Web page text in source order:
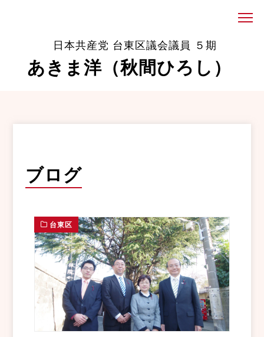
日本共産党 台東区議会議員 ５期
あきま洋（秋間ひろし）
ブログ
台東区